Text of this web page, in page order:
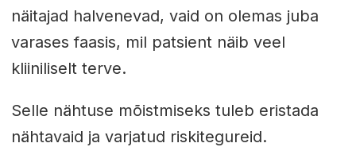
näitajad halvenevad, vaid on olemas juba
varases faasis, mil patsient näib veel
kliiniliselt terve.
Selle nähtuse mõistmiseks tuleb eristada
nähtavaid ja varjatud riskitegureid.